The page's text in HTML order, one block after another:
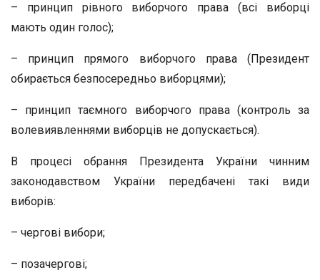
– принцип рівного виборчого права (всі виборці
мають один голос);
– принцип прямого виборчого права (Президент
обирається безпосередньо виборцями);
– принцип таємного виборчого права (контроль за
волевиявленнями виборців не допускається).
В процесі обрання Президента України чинним
законодавством України передбачені такі види
виборів:
– чергові вибори;
– позачергові;